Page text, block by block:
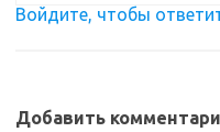
Войдите, чтобы
Добавить